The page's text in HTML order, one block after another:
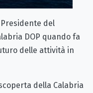
del
DOP quando fa
delle attività in
della Calabria